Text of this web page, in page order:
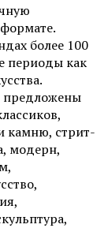
более 100
периоды как
предложены
камню, стрит-
модерн,